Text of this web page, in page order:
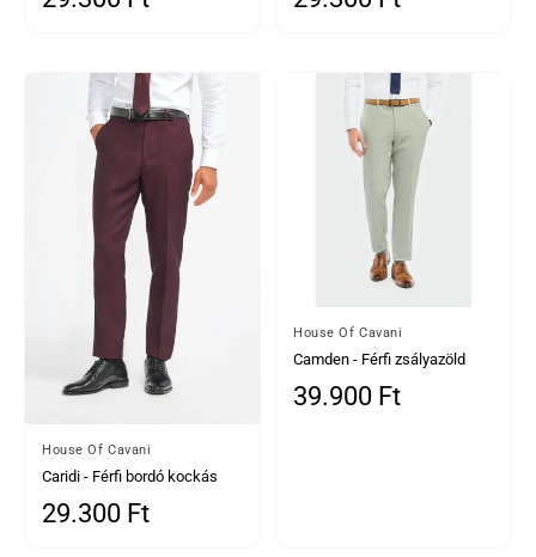
Által
House Of Cavani
Caridi - Férfi bordó kockás
nadrág
Normál ár
29.300 Ft
Által
House Of Cavani
Camden - Férfi zsályazöld
nadrág
Normál ár
39.900 Ft